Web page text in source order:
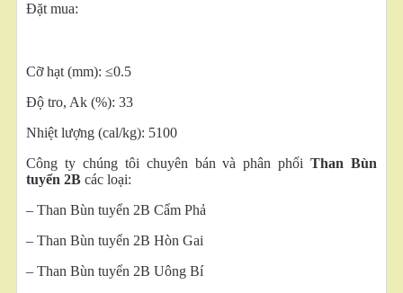
Đặt mua:
Cỡ hạt (mm): ≤0.5
Độ tro, Ak (%): 33
Nhiệt lượng (cal/kg): 5100
Công ty chúng tôi chuyên bán và phân phốiThan Bùn
tuyển 2B các loại:
– Than Bùn tuyển 2B Cẩm Phả
– Than Bùn tuyển 2B Hòn Gai
– Than Bùn tuyển 2B Uông Bí